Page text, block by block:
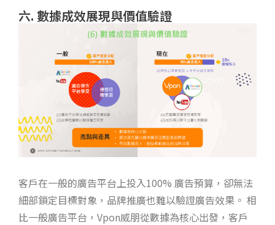
六. 數據成效展現與價值驗證
客戶在一般的廣告平台上投入100% 廣告預算，卻無法
細部鎖定目標對象，品牌推廣也難以驗證廣告效果。 相
比一般廣告平台，Vpon威朋從數據為核心出發，客戶